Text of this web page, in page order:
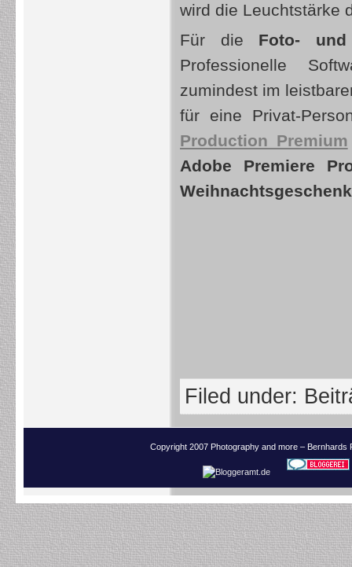
wird die Leuchtstärke
Für die Foto- und
Professionelle
zumindest im
für eine Privat-
Production Premium
Adobe Premiere
Weihnachtsgeschenk
Filed under:
Copyright 2007 Photography and more –